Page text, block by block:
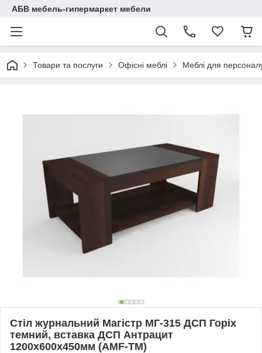
АБВ мебель-гипермаркет мебели
Товари та послуги Офісні меблі Меблі для
Стіл журнальний Магістр МГ-315 ДСП Горіх
темний, вставка ДСП Антрацит
1200х600х450мм (AMF-ТМ)